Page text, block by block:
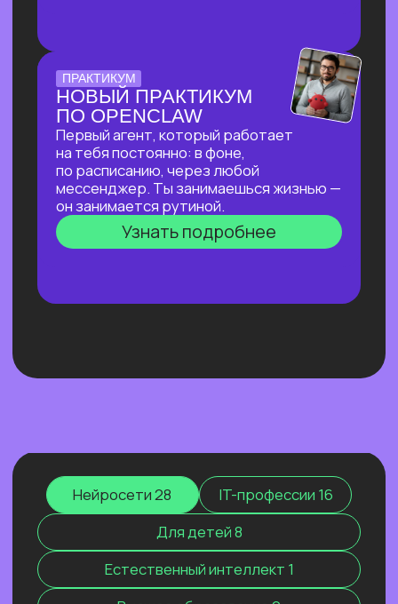
ОТКРЫТАЯ ЛЕКЦИЯ
ИИ ДЛЯ РУКОВОДИТЕЛЯ:
КАК ОСВОБОДИТЬ 10+
ЧАСОВ В НЕДЕЛЮ
И ПОВЫСИТЬ
ЭФФЕКТИВНОСТЬ
КОМАНДЫ?
И перейти от «Мне не хватает времени
разобраться с ИИ» к «Часть вопросов
и процессов закрывает ИИ»
ШТОРМИТ
Узнать подробнее